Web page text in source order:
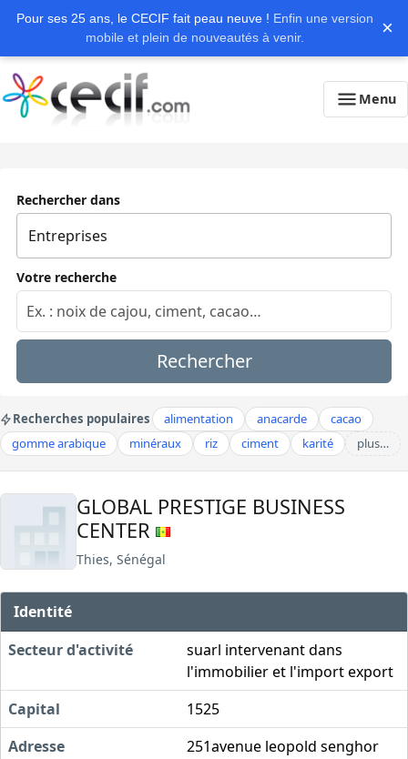
Pour ses 25 ans, le CECIF fait peau neuve ! Enfin une version
mobile et plein de nouveautés à venir.
×
Menu
Rechercher dans
Votre recherche
Rechercher
Recherches populaires alimentation anacarde
cacao
gomme arabique
minéraux riz ciment karité plus…
GLOBAL PRESTIGE BUSINESS
CENTER
Thies, Sénégal
Identité
Secteur d'activité
suarl intervenant dans
l'immobilier et l'import export
Capital
1525
Adresse
251avenue leopold senghor